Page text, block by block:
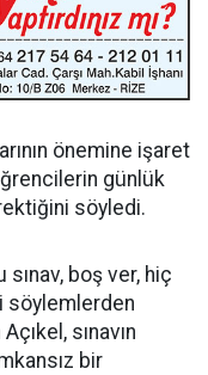
önemine işaret
günlük
söyledi.
boş ver, hiç
söylemlerden
sınavın
bir